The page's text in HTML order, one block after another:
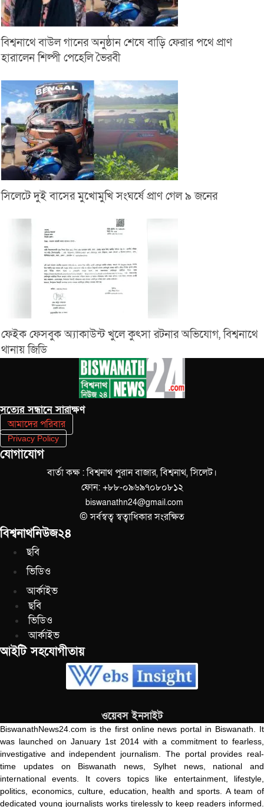
বিশ্বনাথে বাউল গানের অনুষ্ঠান শেষে বাড়ি ফেরার পথে প্রাণ
হারালেন শিল্পী পেহেলি ভৈরবী
সিলেটে দুই বাসের মুখোমুখি সংঘর্ষে প্রাণ গেল ৯ জনের
ফেইক ফেসবুক অ্যাকাউন্ট খুলে কুৎসা রটনার অভিযোগ, বিশ্বনাথে
থানায় জিডি
সত‌্যের সন্ধানে সারাক্ষণ
আমাদের পরিবার
Privacy Policy
যোগাযোগ
বার্তা কক্ষ : বিশ্বনাথ পুরান বাজার, বিশ্বনাথ, সিলেট।
ফোন: +৮৮-০৯৬৯৭০৮০৮১২
biswanathn24@gmail.com
© সর্বস্বত্ব স্বত্বাধিকার সংরক্ষিত
বিশ্বনাথনিউজ২৪
ছবি
ভিডিও
আর্কাইভ
ছবি
ভিডিও
আর্কাইভ
আইটি সহযোগীতায়
ওয়েবস ইনসাইট
BiswanathNews24.com is the first online news portal in Biswanath. It
was launched on January 1st 2014 with a commitment to fearless,
investigative and independent journalism. The portal provides real-
time updates on Biswanath news, Sylhet news, national and
international events. It covers topics like entertainment, lifestyle,
politics, economics, culture, education, health and sports. A team of
dedicated young journalists works tirelessly to keep readers informed.